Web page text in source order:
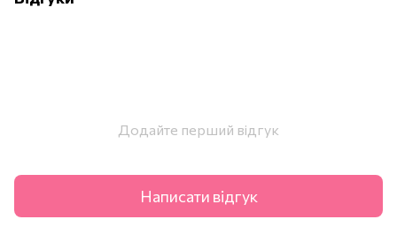
Додайте перший відгук
Написати відгук